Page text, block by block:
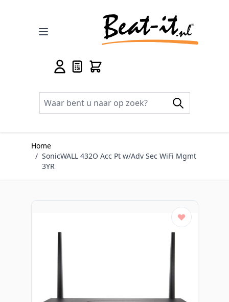
Home
/ SonicWALL 432O Acc Pt w/Adv Sec WiFi Mgmt
3YR